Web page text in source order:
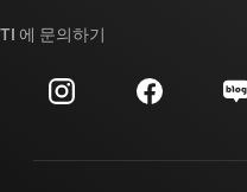
투자 관계
제조
대체품 검색
고객 지원 센터
주문 FAQ
TI 에 문의하기